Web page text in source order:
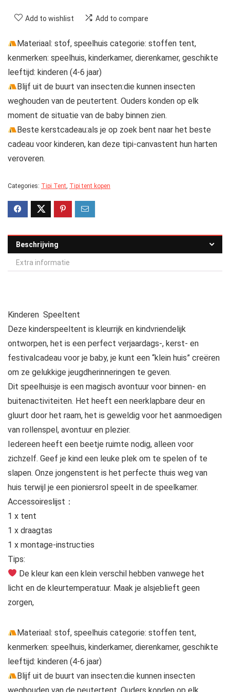
Add to wishlist Add to compare
Materiaal: stof, speelhuis categorie: stoffen tent,
kenmerken: speelhuis, kinderkamer, dierenkamer, geschikte
leeftijd: kinderen (4-6 jaar)
Blijf uit de buurt van insecten:die kunnen insecten
weghouden van de peutertent. Ouders konden op elk
moment de situatie van de baby binnen zien.
Beste kerstcadeau:als je op zoek bent naar het beste
cadeau voor kinderen, kan deze tipi-canvastent hun harten
veroveren.
Categories: Tipi Tent Tipi tent kopen
Beschrijving
Extra informatie
Kinderen Speeltent
Deze kinderspeeltent is kleurrijk en kindvriendelijk
ontworpen, het is een perfect verjaardags-, kerst- en
festivalcadeau voor je baby, je kunt een “klein huis” creëren
om ze gelukkige jeugdherinneringen te geven.
Dit speelhuisje is een magisch avontuur voor binnen- en
buitenactiviteiten. Het heeft een neerklapbare deur en
gluurt door het raam, het is geweldig voor het aanmoedigen
van rollenspel, avontuur en plezier.
Iedereen heeft een beetje ruimte nodig, alleen voor
zichzelf. Geef je kind een leuke plek om te spelen of te
slapen. Onze jongenstent is het perfecte thuis weg van
huis terwijl je een pioniersrol speelt in de speelkamer.
Accessoireslijst：
1 x tent
1 x draagtas
1 x montage-instructies
Tips:
De kleur kan een klein verschil hebben vanwege het
licht en de kleurtemperatuur. Maak je alsjeblieft geen
zorgen,
Materiaal: stof, speelhuis categorie: stoffen tent,
kenmerken: speelhuis, kinderkamer, dierenkamer, geschikte
leeftijd: kinderen (4-6 jaar)
Blijf uit de buurt van insecten:die kunnen insecten
weghouden van de peutertent. Ouders konden op elk